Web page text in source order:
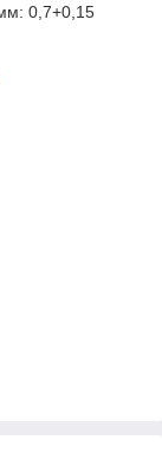
0,7+0,15